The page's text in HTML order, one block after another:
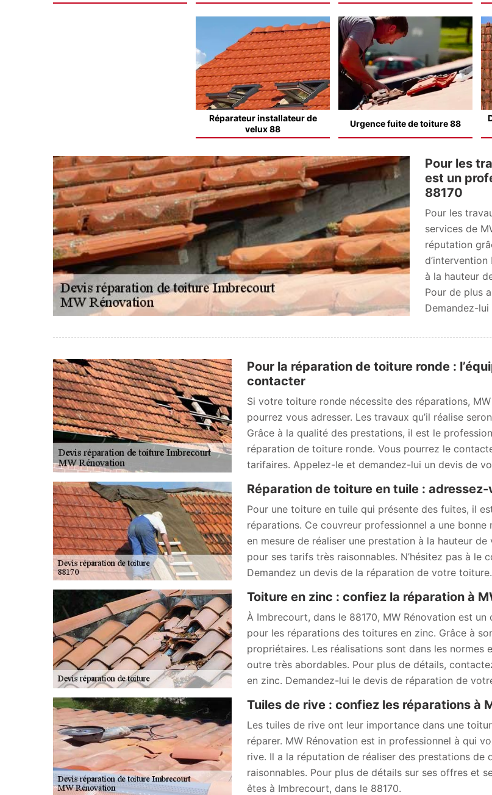
Réparateur installateur de
velux 88
Urgence fuite de toiture 88
Pour les
est un
88170
Pour les
services de
réputation
à la hauteur
Pour de plus
Demandez-
Pour la réparation de toiture ronde :
contacter
Si votre toiture ronde nécessite des réparations,
pourrez vous adresser. Les travaux qu’il réalise
Grâce à la qualité des prestations, il est le
réparation de toiture ronde. Vous pourrez le
tarifaires. Appelez-le et demandez-lui un devis de
Réparation de toiture en tuile :
Pour une toiture en tuile qui présente des fuites, il
réparations. Ce couvreur professionnel a une
en mesure de réaliser une prestation à la hauteur
pour ses tarifs très raisonnables. N’hésitez pas à
Demandez un devis de la réparation de votre toiture.
Toiture en zinc : confiez la réparation à
À Imbrecourt, dans le 88170, MW Rénovation est
pour les réparations des toitures en zinc. Grâce à
propriétaires. Les réalisations sont dans les
outre très abordables. Pour plus de détails,
en zinc. Demandez-lui le devis de réparation de
Tuiles de rive : confiez les réparations à
Les tuiles de rive ont leur importance dans une
réparer. MW Rénovation est in professionnel à qui
rive. Il a la réputation de réaliser des prestations de
raisonnables. Pour plus de détails sur ses offres et
êtes à Imbrecourt, dans le 88170.